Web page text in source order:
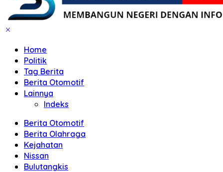
Home
Politik
Tag Berita
Berita Otomotif
Lainnya
Indeks
Berita Otomotif
Berita Olahraga
Kejahatan
Nissan
Bulutangkis